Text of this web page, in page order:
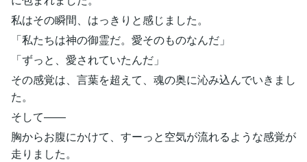
私はその瞬間、はっきりと感じました。
「私たちは神の御霊だ。愛そのものなんだ」
「ずっと、愛されていたんだ」
その感覚は、言葉を超えて、魂の奥に沁み込んでいきまし
た。
そして――
胸からお腹にかけて、すーっと空気が流れるような感覚が
走りました。